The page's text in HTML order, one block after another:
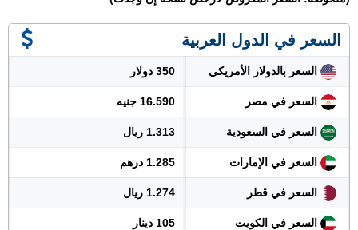
السعر في الدول العربية
السعر بالدولار الأمريكي 350 دولار
السعر في مصر 16.590 جنيه
السعر في السعودية 1.313 ريال
السعر في الإمارات 1.285 درهم
السعر في قطر 1.274 ريال
السعر في الكويت 105 دينار